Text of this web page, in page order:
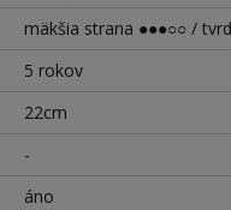
mäkšia strana ●●●○○ /
5 rokov
22cm
-
áno